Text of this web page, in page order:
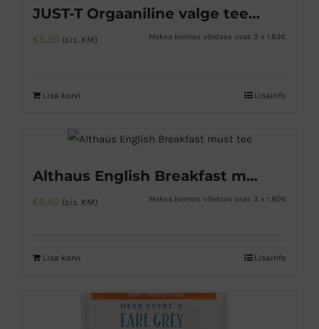
JUST-T Orgaaniline valge tee aprikoosi ja virsikuga
€5,50 (sis. KM) Maksa kolmes võrdses osas 3 x 1.83€
Lisa korvi Lisainfo
Althaus English Breakfast must tee
€5,40 (sis. KM) Maksa kolmes võrdses osas 3 x 1.80€
Lisa korvi Lisainfo